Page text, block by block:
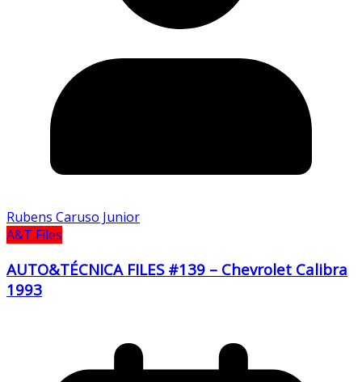
Rubens Caruso Junior
A&T Files
AUTO&TÉCNICA FILES #139 – Chevrolet Calibra
1993